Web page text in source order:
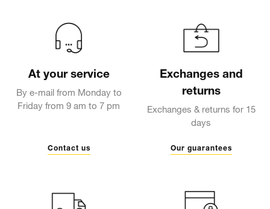
At your service
By e-mail from Monday to
Friday from 9 am to 7 pm
Contact us
Exchanges and
returns
Exchanges & returns for 15
days
Our guarantees